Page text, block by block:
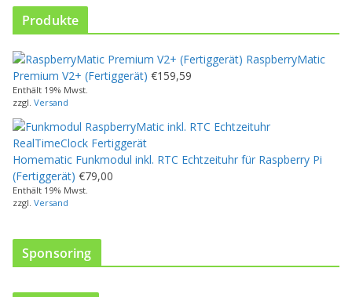
t
w
e
i
s
m
e
h
r
e
Produkte
RaspberryMatic
Premium V2+ (Fertiggerät) €159,59
Enthält 19% Mwst.
zzgl. Versand
Homematic Funkmodul inkl. RTC Echtzeituhr für Raspberry Pi
(Fertiggerät) €79,00
Enthält 19% Mwst.
zzgl. Versand
Sponsoring